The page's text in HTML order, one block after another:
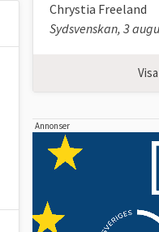
Chrystia Freeland
Sydsvenskan, 3
Annonser